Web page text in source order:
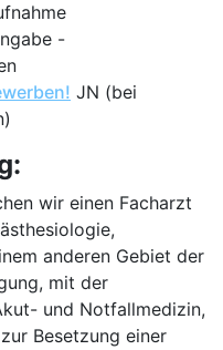
-
JN (bei
wir einen Facharzt
anderen Gebiet der
mit der
und Notfallmedizin,
Besetzung einer